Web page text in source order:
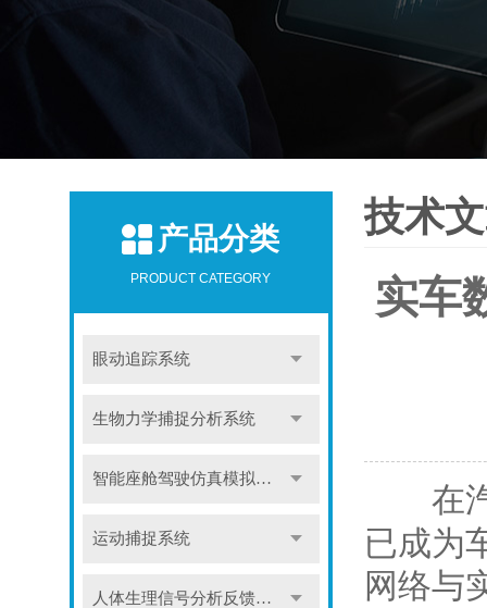
产品分类
PRODUCT CATEGORY
眼动追踪系统
生物力学捕捉分析系统
智能座舱驾驶仿真模拟系统
运动捕捉系统
人体生理信号分析反馈系统
技术
实车
在汽
已成为
网络与